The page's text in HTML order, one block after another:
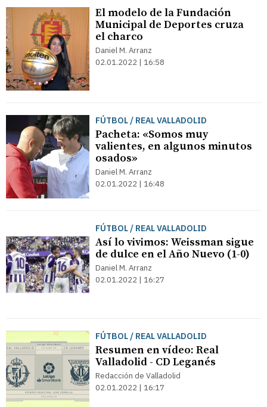
El modelo de la Fundación
Municipal de Deportes cruza
el charco
Daniel M. Arranz
02.01.2022 | 16:58
FÚTBOL / REAL VALLADOLID
Pacheta: «Somos muy
valientes, en algunos minutos
osados»
Daniel M. Arranz
02.01.2022 | 16:48
FÚTBOL / REAL VALLADOLID
Así lo vivimos: Weissman sigue
de dulce en el Año Nuevo (1-0)
Daniel M. Arranz
02.01.2022 | 16:27
FÚTBOL / REAL VALLADOLID
Resumen en vídeo: Real
Valladolid - CD Leganés
Redacción de Valladolid
02.01.2022 | 16:17